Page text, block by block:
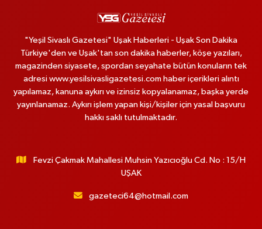
"Yeşil Sivaslı Gazetesi" Uşak Haberleri - Uşak Son Dakika
Türkiye'den ve Uşak'tan son dakika haberler, köşe yazıları,
magazinden siyasete, spordan seyahate bütün konuların tek
adresi www.yesilsivasligazetesi.com haber içerikleri alıntı
yapılamaz, kanuna aykırı ve izinsiz kopyalanamaz, başka yerde
yayınlanamaz. Aykırı işlem yapan kişi/kişiler için yasal başvuru
hakkı saklı tutulmaktadır.
Fevzi Çakmak Mahallesi Muhsin Yazıcıoğlu Cd. No : 15/H
UŞAK
gazeteci64@hotmail.com